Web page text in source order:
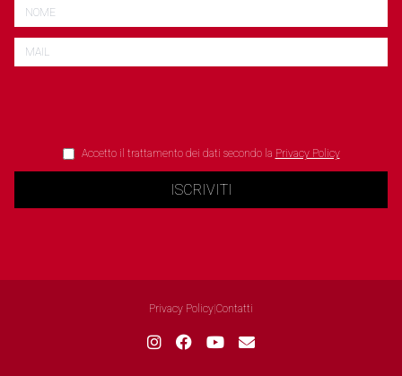
Accetto il trattamento dei dati secondo la Privacy Policy
ISCRIVITI
Privacy Policy Contatti